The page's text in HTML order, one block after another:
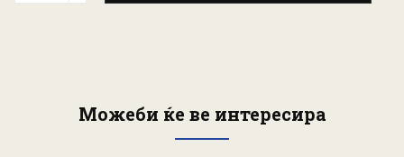
Можеби ќе ве интересира